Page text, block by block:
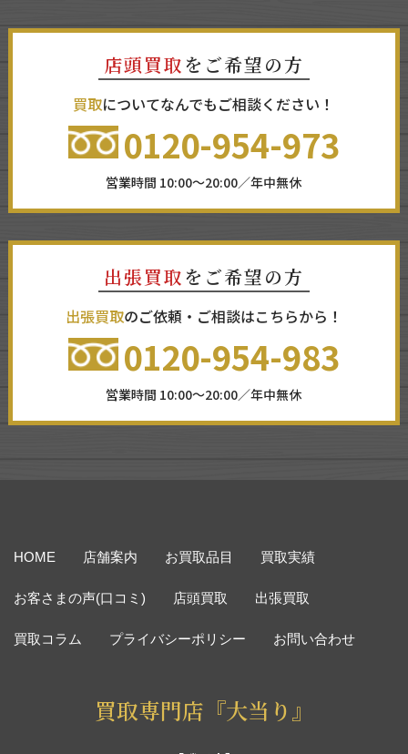
店頭買取 をご希望の方
買取についてなんでもご相談ください！
0120-954-973
営業時間 10:00～20:00／年中無休
出張買取 をご希望の方
出張買取のご依頼・ご相談はこちらから！
0120-954-983
営業時間 10:00～20:00／年中無休
HOME 店舗案内 お買取品目 買取実績
お客さまの声(口コミ) 店頭買取 出張買取
買取コラム プライバシーポリシー お問い合わせ
買取専門店『大当り』